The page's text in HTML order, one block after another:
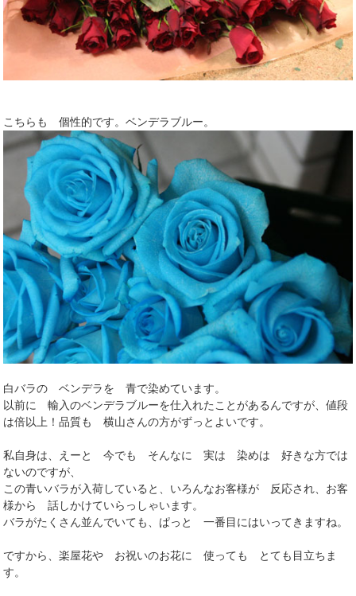
こちらも 個性的です。ベンデラブルー。
白バラの ベンデラを 青で染めています。
以前に 輸入のベンデラブルーを仕入れたことがあるんですが、値段
は倍以上！品質も 横山さんの方がずっとよいです。
私自身は、えーと 今でも そんなに 実は 染めは 好きな方では
ないのですが、
この青いバラが入荷していると、いろんなお客様が 反応され、お客
様から 話しかけていらっしゃいます。
バラがたくさん並んでいても、ぱっと 一番目にはいってきますね。
ですから、楽屋花や お祝いのお花に 使っても とても目立ちま
す。